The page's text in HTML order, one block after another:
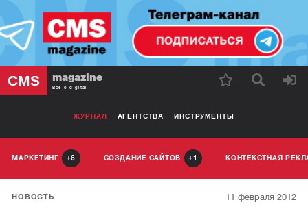
CMS magazine
Все о digital
ЖУРНАЛ АГЕНТСТВА ИНСТРУМЕНТЫ
МАРКЕТИНГ 6 СОЗДАНИЕ САЙТОВ 1 КОНТЕКСТНАЯ
НОВОСТЬ 11 февраля 2012